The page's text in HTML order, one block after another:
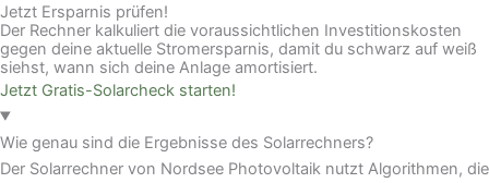
Jetzt Ersparnis prüfen!
Der Rechner kalkuliert die voraussichtlichen Investitionskosten
gegen deine aktuelle Stromersparnis, damit du schwarz auf weiß
siehst, wann sich deine Anlage amortisiert.
Jetzt Gratis-Solarcheck starten!
Wie genau sind die Ergebnisse des Solarrechners?
Der Solarrechner von Nordsee Photovoltaik nutzt Algorithmen, die